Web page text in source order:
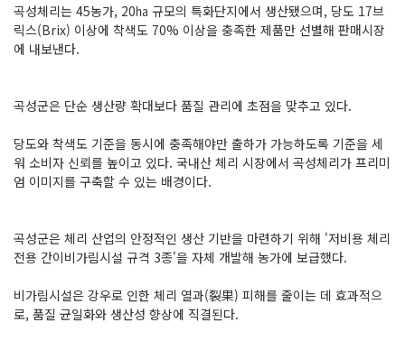
곡성체리는 45농가, 20㏊ 규모의 특화단지에서 생산됐으며, 당도 17브
릭스(Brix) 이상에 착색도 70% 이상을 충족한 제품만 선별해 판매시장
에 내보낸다.
곡성군은 단순 생산량 확대보다 품질 관리에 초점을 맞추고 있다.
당도와 착색도 기준을 동시에 충족해야만 출하가 가능하도록 기준을 세
워 소비자 신뢰를 높이고 있다. 국내산 체리 시장에서 곡성체리가 프리미
엄 이미지를 구축할 수 있는 배경이다.
곡성군은 체리 산업의 안정적인 생산 기반을 마련하기 위해 '저비용 체리
전용 간이비가림시설 규격 3종'을 자체 개발해 농가에 보급했다.
비가림시설은 강우로 인한 체리 열과(裂果) 피해를 줄이는 데 효과적으
로, 품질 균일화와 생산성 향상에 직결된다.